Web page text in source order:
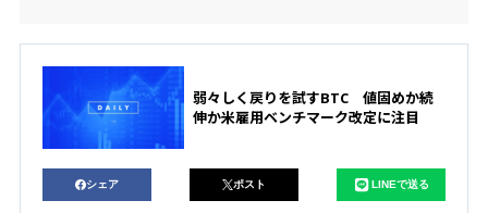
弱々しく戻りを試すBTC 値固めか続
伸か米雇用ベンチマーク改定に注目
シェア ポスト LINEで送る